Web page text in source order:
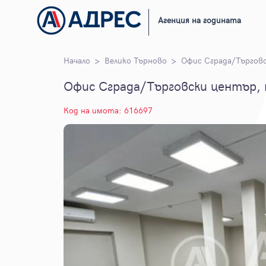
Агенция на годината
Начало Велико Търново Офис Сграда/
Офис Сграда/Търговски
Код на имота: 616697